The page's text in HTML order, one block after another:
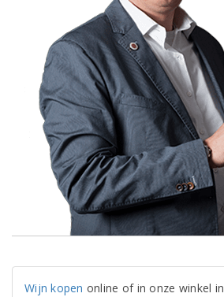
Wijn kopen online of in onze winkel